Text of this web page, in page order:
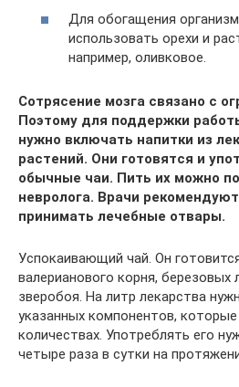
Для обогащения
использовать орехи и
например, оливковое.
Сотрясение мозга связано с
Поэтому для поддержки
нужно включать напитки из
растений. Они готовятся и
обычные чаи. Пить их можно
невролога. Врачи
принимать лечебные отвары.
Успокаивающий чай. Он
валерианового корня, березовых
зверобоя. На литр лекарства
указанных компонентов,
количествах. Употреблять его
четыре раза в сутки на